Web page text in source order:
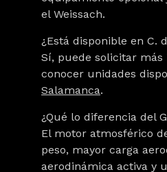
el Weissach.
¿Está disponible en C.
Sí, puede solicitar
conocer unidades
Salamanca.
¿Qué lo diferencia del
El motor atmosférico
peso, mayor carga
aerodinámica activa y